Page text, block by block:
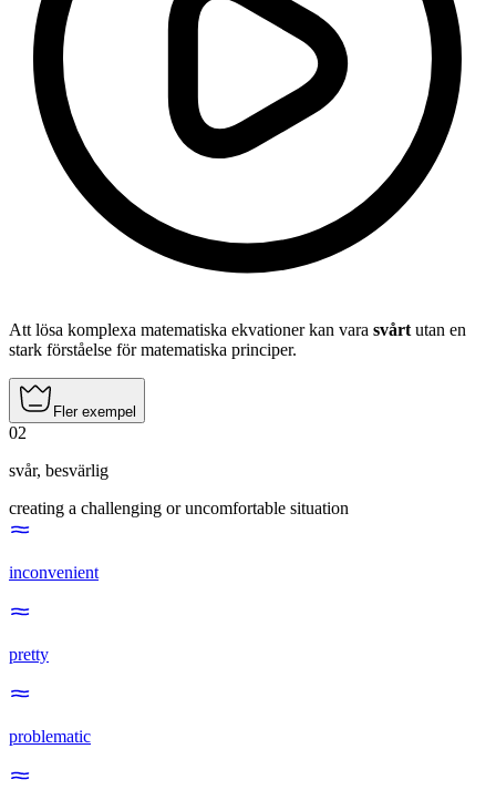
Att lösa komplexa matematiska ekvationer kan vara svårt utan en
stark förståelse för matematiska principer.
Fler exempel
02
svår, besvärlig
creating a challenging or uncomfortable situation
inconvenient
pretty
problematic